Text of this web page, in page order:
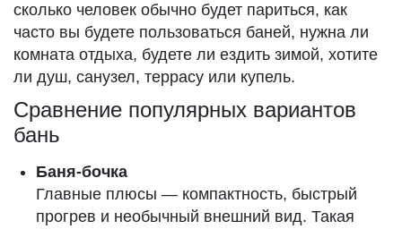
сколько человек обычно будет париться, как
часто вы будете пользоваться баней, нужна ли
комната отдыха, будете ли ездить зимой, хотите
ли душ, санузел, террасу или купель.
Сравнение популярных вариантов
бань
Баня-бочка
Главные плюсы — компактность, быстрый
прогрев и необычный внешний вид. Такая